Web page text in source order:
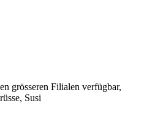
grösseren Filialen verfügbar,
Susi